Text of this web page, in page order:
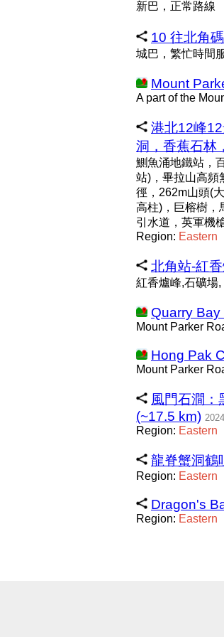
新巴，正常路線
10 往北角
城巴，繁忙時間
Mount
A part of the
港北12峰
洞，香蕉石林
鰂魚涌地鐵站，
站)，畢拉山高頻
徑，262m山頭(
高柱)，巨榕樹，
引水道，英軍機
Region: Eastern
北角站-紅
紅香爐峰,石礦場
Quarry Bay
Mount Parker
Hong Pak
Mount Parker
風門石澗：
(~17.5 km)
Region: Eastern
龍脊蟹洞鶴
Region: Eastern
Dragon's
Region: Eastern